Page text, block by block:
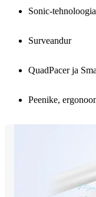
Sonic-tehnoloogia
Surveandur
QuadPacer ja
Peenike,